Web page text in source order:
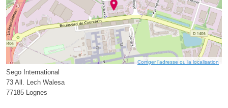
Corriger l’adresse ou la localisation
Sego International
73 All. Lech Walesa
77185 Lognes